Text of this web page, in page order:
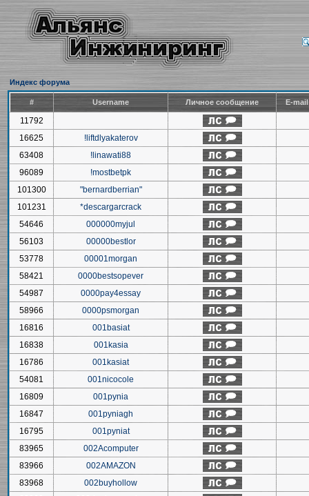
Индекс форума
# Username Личное сообщение E-
11792
16625
!liftdlyakaterov
63408
!linawati88
96089
!mostbetpk
101300
"bernardberrian"
101231
*descargarcrack
54646
000000myjul
56103
00000bestlor
53778
00001morgan
58421
0000bestsopever
54987
0000pay4essay
58966
0000psmorgan
16816
001basiat
16838
001kasia
16786
001kasiat
54081
001nicocole
16809
001pynia
16847
001pyniagh
16795
001pyniat
83965
002Acomputer
83966
002AMAZON
83968
002buyhollow